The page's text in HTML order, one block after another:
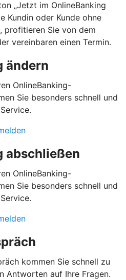
„Jetzt im OnlineBanking
Kundin oder Kunde ohne
profitieren Sie von dem
vereinbaren einen Termin.
ändern
OnlineBanking-
Sie besonders schnell und
abschließen
OnlineBanking-
Sie besonders schnell und
kommen Sie schnell zu
Antworten auf Ihre Fragen.